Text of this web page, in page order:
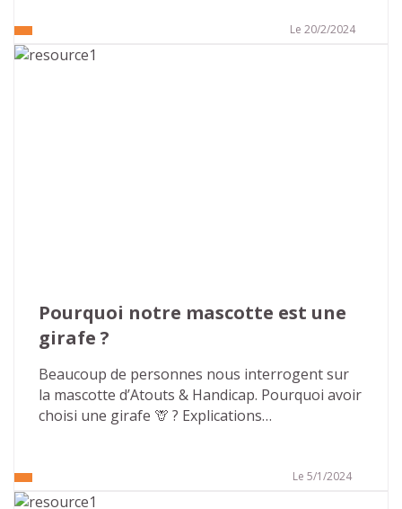
Le 20/2/2024
Pourquoi notre mascotte est une
girafe ?
Beaucoup de personnes nous interrogent sur
la mascotte d’Atouts & Handicap. Pourquoi avoir
choisi une girafe 🦒 ? Explications…
Le 5/1/2024